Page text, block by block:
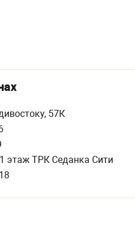
57К
этаж ТРК Седанка Сити